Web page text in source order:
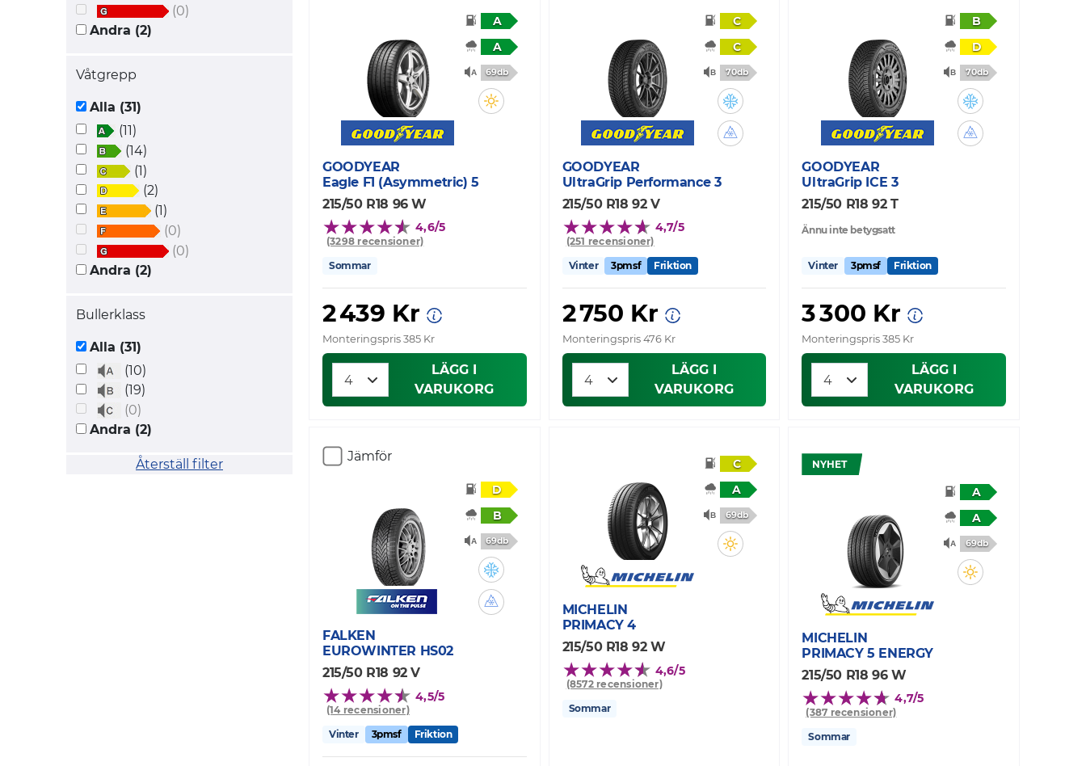
(0)
Andra (2)
Våtgrepp
Alla (31)
(11)
(14)
(1)
(2)
(1)
(0)
(0)
Andra (2)
Bullerklass
Alla (31)
(10)
(19)
(0)
Andra (2)
Återställ filter
A
A
69db
GOODYEAR
Eagle F1 (Asymmetric) 5
215/50 R18 96 W
4,6/5
(3298 recensioner)
Sommar
2 439 Kr
Monteringspris 385 Kr
LÄGG I
VARUKORG
C
C
70db
GOODYEAR
UltraGrip Performance 3
215/50 R18 92 V
4,7/5
(251 recensioner)
Vinter
3pmsf Friktion
2 750 Kr
Monteringspris 476 Kr
LÄGG I
VARUKORG
B
D
70db
GOODYEAR
UltraGrip ICE 3
215/50 R18 92 T
Ännu inte betygsatt
Vinter 3pmsf Friktion
3 300 Kr
Monteringspris 385 Kr
LÄGG I
VARUKORG
Jämför
D
B
69db
FALKEN
EUROWINTER HS02
215/50 R18 92 V
4,5/5
(14 recensioner)
Vinter
3pmsf Friktion
C
A
69db
MICHELIN
PRIMACY 4
215/50 R18 92 W
4,6/5
(8572 recensioner)
Sommar
NYHET
A
A
69db
MICHELIN
PRIMACY 5 ENERGY
215/50 R18 96 W
4,7/5
(387 recensioner)
Sommar